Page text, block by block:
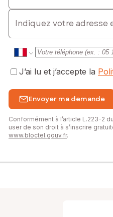
E-mail
J’ai lu et j’accepte la
Envoyer ma demande
Conformément à l’article L.223-2
user de son droit à s’inscrire
www.bloctel.gouv.fr.